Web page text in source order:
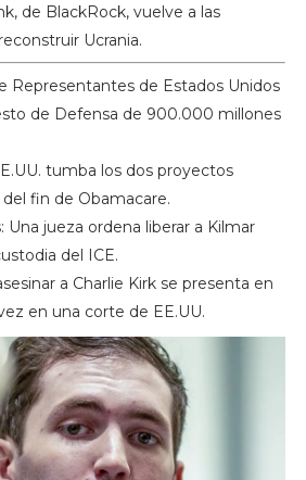
de BlackRock, vuelve a las
Ucrania.
Representantes de Estados Unidos
de Defensa de 900.000 millones
tumba los dos proyectos
fin de Obamacare.
Una jueza ordena liberar a Kilmar
del ICE.
a Charlie Kirk se presenta en
en una corte de EE.UU.